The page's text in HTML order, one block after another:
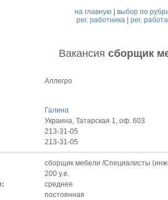
на главную |выбор по
рег. работника| рег.
Вакансия сборщик
Аллегро
Галина
Украина, Татарская 1, оф. 603
213-31-05
213-31-05
сборщик мебели /Специалисты
200 у.е.
среднее
постоянная